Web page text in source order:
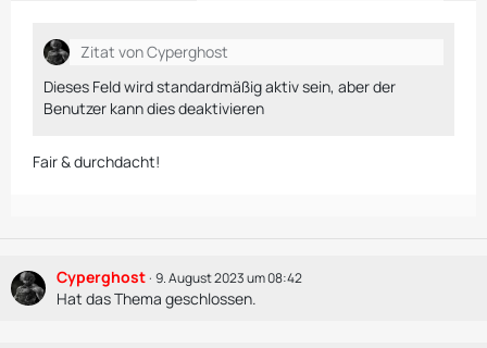
Zitat von Cyperghost
Dieses Feld wird standardmäßig aktiv sein, aber der
Benutzer kann dies deaktivieren
Fair & durchdacht!
Cyperghost 9. August 2023 um 08:42
Hat das Thema geschlossen.